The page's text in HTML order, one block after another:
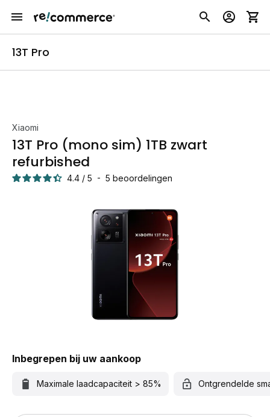
13T Pro
Xiaomi
13T Pro (mono sim) 1TB zwart
refurbished
4.4 / 5 - 5 beoordelingen
Inbegrepen bij uw aankoop
Maximale laadcapaciteit > 85% Ontgrendelde